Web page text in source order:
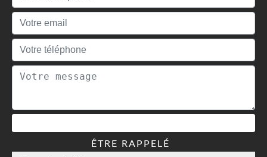
ÊTRE RAPPELÉ